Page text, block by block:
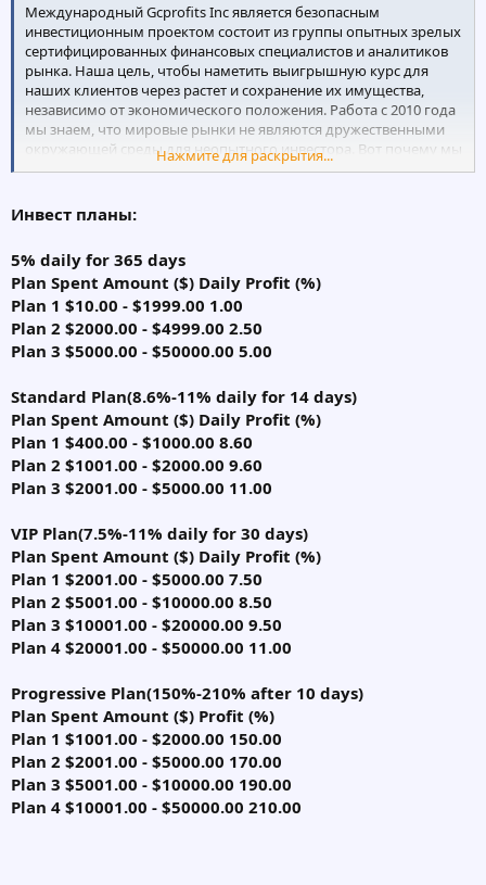
Международный Gcprofits Inc является безопасным
инвестиционным проектом состоит из группы опытных зрелых
сертифицированных финансовых специалистов и аналитиков
рынка. Наша цель, чтобы наметить выигрышную курс для
наших клиентов через растет и сохранение их имущества,
независимо от экономического положения. Работа с 2010 года
мы знаем, что мировые рынки не являются дружественными
окружающей среды для неопытного инвестора. Вот почему мы
предлагаем вам наша помощь, основываются на наших
его надежность день за днем.
Нажмите для раскрытия...
Инвест планы:
5% daily for 365 days
Plan Spent Amount ($) Daily Profit (%)
Plan 1 $10.00 - $1999.00 1.00
Plan 2 $2000.00 - $4999.00 2.50
Plan 3 $5000.00 - $50000.00 5.00
Standard Plan(8.6%-11% daily for 14 days)
Plan Spent Amount ($) Daily Profit (%)
Plan 1 $400.00 - $1000.00 8.60
Plan 2 $1001.00 - $2000.00 9.60
Plan 3 $2001.00 - $5000.00 11.00
VIP Plan(7.5%-11% daily for 30 days)
Plan Spent Amount ($) Daily Profit (%)
Plan 1 $2001.00 - $5000.00 7.50
Plan 2 $5001.00 - $10000.00 8.50
Plan 3 $10001.00 - $20000.00 9.50
Plan 4 $20001.00 - $50000.00 11.00
Progressive Plan(150%-210% after 10 days)
Plan Spent Amount ($) Profit (%)
Plan 1 $1001.00 - $2000.00 150.00
Plan 2 $2001.00 - $5000.00 170.00
Plan 3 $5001.00 - $10000.00 190.00
Plan 4 $10001.00 - $50000.00 210.00